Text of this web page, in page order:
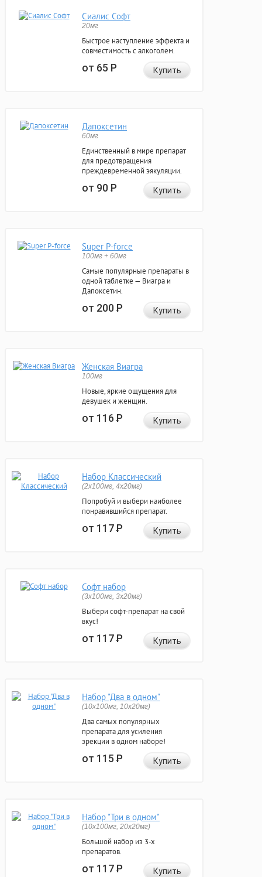
Сиалис Софт
20мг
Быстрое наступление эффекта и
совместимость с алкоголем.
от 65Р Купить
Дапоксетин
60мг
Единственный в мире препарат
для предотвращения
преждевременной эякуляции.
от 90Р Купить
Super P-force
100мг + 60мг
Самые популярные препараты в
одной таблетке — Виагра и
Дапоксетин.
от 200Р Купить
Женская Виагра
100мг
Новые, яркие ощущения для
девушек и женщин.
от 116Р Купить
Набор Классический
(2x100мг, 4x20мг)
Попробуй и выбери наиболее
понравившийся препарат.
от 117Р Купить
Софт набор
(3x100мг, 3x20мг)
Выбери софт-препарат на свой
вкус!
от 117Р Купить
Набор "Два в одном"
(10x100мг, 10x20мг)
Два самых популярных
препарата для усиления
эрекции в одном наборе!
от 115Р Купить
Набор "Три в одном"
(10x100мг, 20x20мг)
Большой набор из 3-х
препаратов.
от 117Р Купить